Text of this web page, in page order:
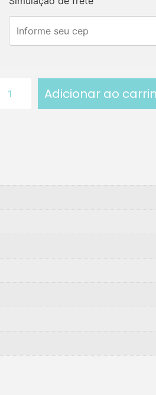
Adicionar ao